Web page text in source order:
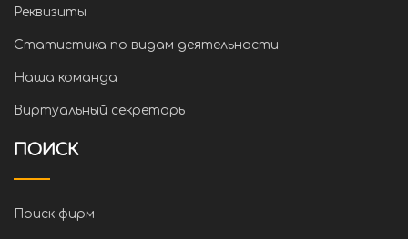
Реквизиты
Статистика по видам деятельности
Наша команда
Виртуальный секретарь
ПОИСК
Поиск фирм